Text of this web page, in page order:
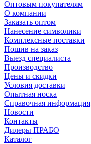
Оптовым покупателям
О компании
Заказать оптом
Нанесение символики
Комплексные поставки
Пошив на заказ
Выезд специалиста
Производство
Цены и скидки
Условия доставки
Опытная носка
Справочная информация
Новости
Контакты
Дилеры ПРАБО
Каталог